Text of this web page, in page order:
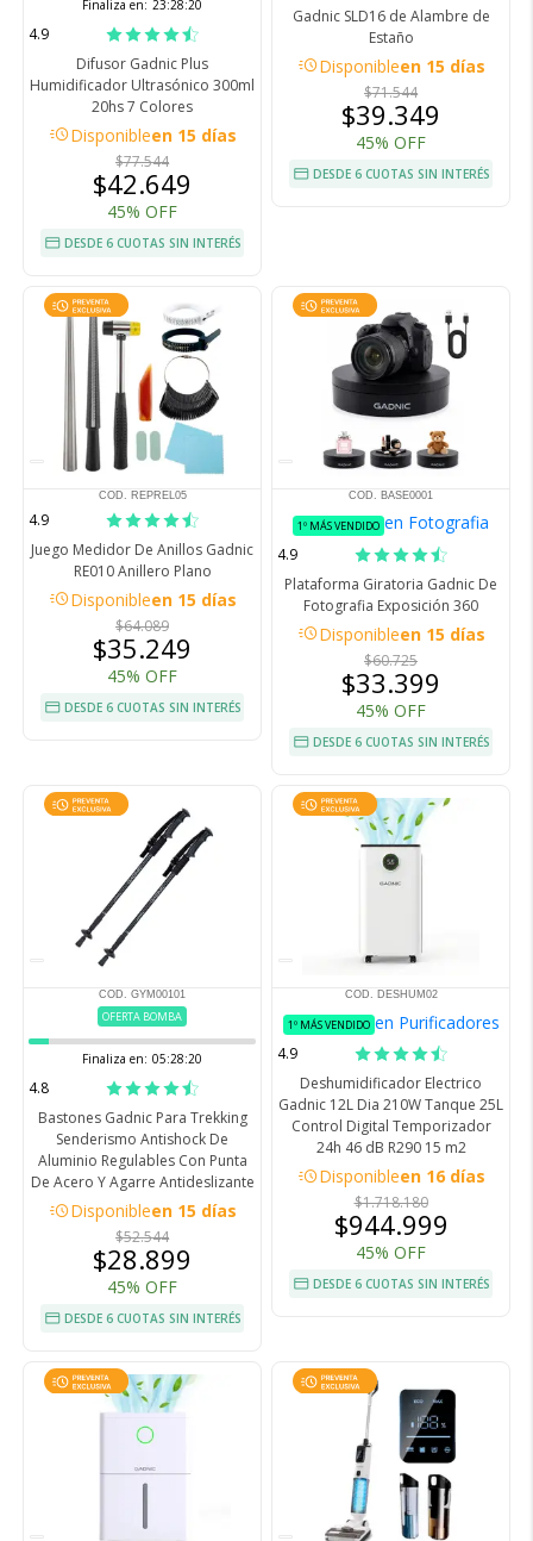
Finaliza en: 23:28:19
4.9
Difusor Gadnic Plus
Humidificador Ultrasónico 300ml
20hs 7 Colores
acuteDisponibleen 15 días
$77.544
$42.649
45% OFF
DESDE 6 CUOTAS SIN INTERÉS
Gadnic SLD16 de Alambre de
Estaño
acuteDisponibleen 15 días
$71.544
$39.349
45% OFF
DESDE 6 CUOTAS SIN INTERÉS
COD. REPREL05
4.9
Juego Medidor De Anillos Gadnic
RE010 Anillero Plano
acuteDisponibleen 15 días
$64.089
$35.249
45% OFF
DESDE 6 CUOTAS SIN INTERÉS
COD. BASE0001
1º MÁS VENDIDO en Fotografia
4.9
Plataforma Giratoria Gadnic De
Fotografia Exposición 360
acuteDisponibleen 15 días
$60.725
$33.399
45% OFF
DESDE 6 CUOTAS SIN INTERÉS
COD. GYM00101
OFERTA BOMBA
Finaliza en: 05:28:19
4.8
Bastones Gadnic Para Trekking
Senderismo Antishock De
Aluminio Regulables Con Punta
De Acero Y Agarre Antideslizante
acuteDisponibleen 15 días
$52.544
$28.899
45% OFF
DESDE 6 CUOTAS SIN INTERÉS
COD. DESHUM02
1º MÁS VENDIDO en Purificadores
4.9
Deshumidificador Electrico
Gadnic 12L Dia 210W Tanque 25L
Control Digital Temporizador
24h 46 dB R290 15 m2
acuteDisponibleen 16 días
$1.718.180
$944.999
45% OFF
DESDE 6 CUOTAS SIN INTERÉS